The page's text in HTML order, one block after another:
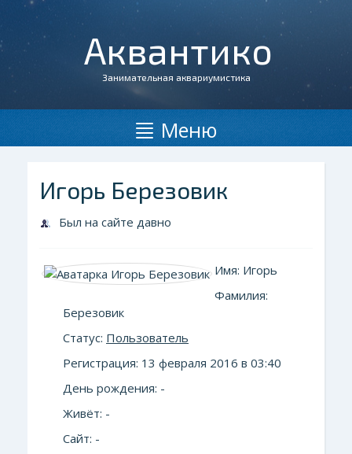
Аквантико
Занимательная аквариумистика
Меню
Игорь Березовик
Был на сайте давно
Имя: Игорь
Фамилия:
Березовик
Статус: Пользователь
Регистрация: 13 февраля 2016 в 03:40
День рождения: -
Живёт: -
Сайт: -